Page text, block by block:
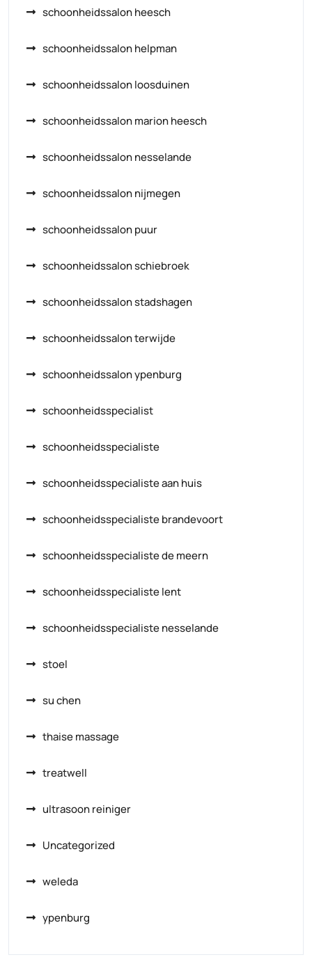
schoonheidssalon heesch
schoonheidssalon helpman
schoonheidssalon loosduinen
schoonheidssalon marion heesch
schoonheidssalon nesselande
schoonheidssalon nijmegen
schoonheidssalon puur
schoonheidssalon schiebroek
schoonheidssalon stadshagen
schoonheidssalon terwijde
schoonheidssalon ypenburg
schoonheidsspecialist
schoonheidsspecialiste
schoonheidsspecialiste aan huis
schoonheidsspecialiste brandevoort
schoonheidsspecialiste de meern
schoonheidsspecialiste lent
schoonheidsspecialiste nesselande
stoel
su chen
thaise massage
treatwell
ultrasoon reiniger
Uncategorized
weleda
ypenburg